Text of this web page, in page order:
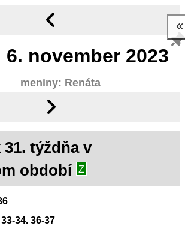
6. november 2023
meniny: Renáta
týždňa v
období
Z
34. 36-37